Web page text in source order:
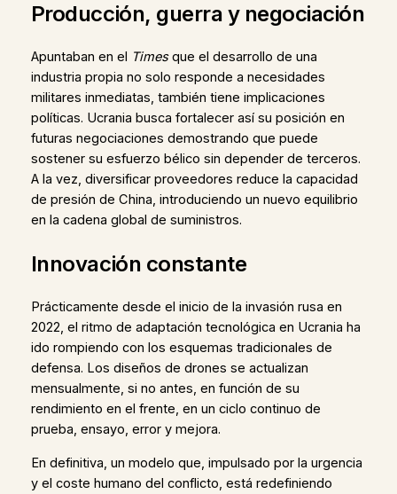
Producción, guerra y negociación
Apuntaban en el Timesque el desarrollo de una
industria propia no solo responde a necesidades
militares inmediatas, también tiene implicaciones
políticas. Ucrania busca fortalecer así su posición en
futuras negociaciones demostrando que puede
sostener su esfuerzo bélico sin depender de terceros.
A la vez, diversificar proveedores reduce la capacidad
de presión de China, introduciendo un nuevo equilibrio
en la cadena global de suministros.
Innovación constante
Prácticamente desde el inicio de la invasión rusa en
2022, el ritmo de adaptación tecnológica en Ucrania ha
ido rompiendo con los esquemas tradicionales de
defensa. Los diseños de drones se actualizan
mensualmente, si no antes, en función de su
rendimiento en el frente, en un ciclo continuo de
prueba, ensayo, error y mejora.
En definitiva, un modelo que, impulsado por la urgencia
y el coste humano del conflicto, está redefiniendo